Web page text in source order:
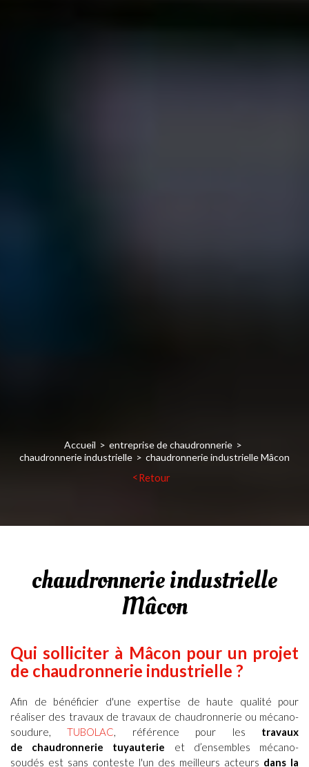
Accueil
entreprise de chaudronnerie
chaudronnerie industrielle
chaudronnerie industrielle Mâcon
Retour
chaudronnerie industrielle
Mâcon
Qui solliciter à Mâcon pour un projet
de chaudronnerie industrielle ?
Afin de bénéficier d'une expertise de haute qualité pour
réaliser des travaux de travaux de chaudronnerie ou mécano-
soudure ,TUBOLAC , référence pour les travaux
de chaudronnerie tuyauterie
et d’ensembles mécano-
soudés est sans conteste l'un des meilleurs acteurs dans la